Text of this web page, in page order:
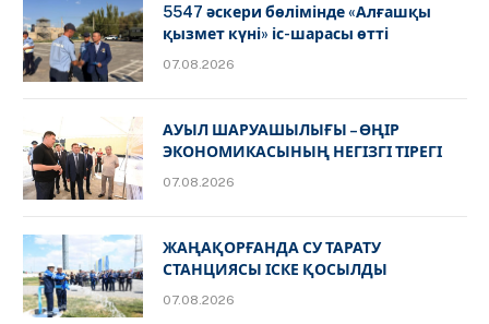
5547 әскери бөлімінде «Алғашқы
қызмет күні» іс-шарасы өтті
07.08.2026
АУЫЛ ШАРУАШЫЛЫҒЫ – ӨҢІР
ЭКОНОМИКАСЫНЫҢ НЕГІЗГІ ТІРЕГІ
07.08.2026
ЖАҢАҚОРҒАНДА СУ ТАРАТУ
СТАНЦИЯСЫ ІСКЕ ҚОСЫЛДЫ
07.08.2026